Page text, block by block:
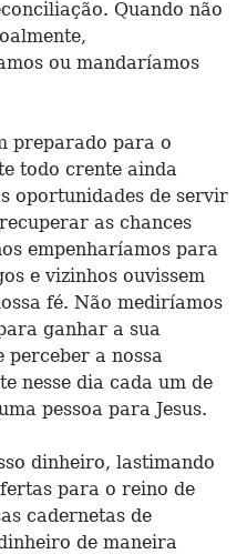
Quando não
ou mandaríamos
preparado para o
todo crente ainda
oportunidades de servir
as chances
empenharíamos para
e vizinhos ouvissem
fé. Não mediríamos
ganhar a sua
perceber a nossa
nesse dia cada um de
pessoa para Jesus.
dinheiro, lastimando
para o reino de
cadernetas de
de maneira